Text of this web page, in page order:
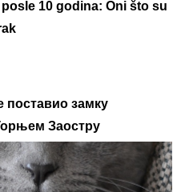
10 godina: Oni što su
поставио замку
Заостру